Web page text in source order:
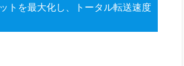
トを最大化し、トータル転送速度